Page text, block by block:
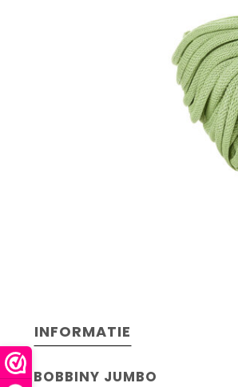
INFORMATIE
BOBBINY JUMBO